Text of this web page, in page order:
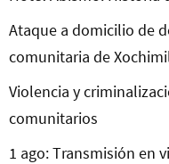
Ataque a domicilio de
comunitaria de
Violencia y
comunitarios
1 ago: Transmisión en